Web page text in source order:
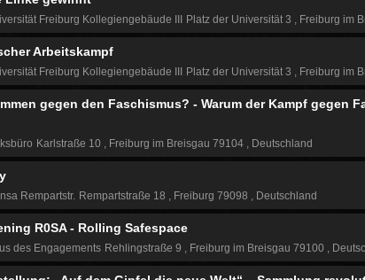
Freiburg Kollegiengebäude III Platz der Universität 3 Freiburg im
Arbeitskampf
Freiburg Kollegiengebäude III Platz der Universität 3 Freiburg im
gegen den Faschismus? - Warum der Kampf gegen
Karlstraße 10 Freiburg im Breisgau 79104 Deutschland
Rempartstr. Rempartstraße 18 Freiburg 79098 Deutschland
R0SA - Rolling Safespace
des Engagements Rehlingstraße 9 Freiburg im Breisgau 79100